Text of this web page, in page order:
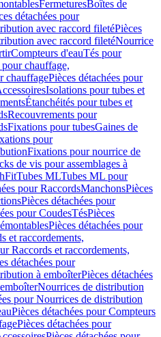
FermeturesBoîtes de
détachées pour
avec raccord filetéPièces
avec raccord filetéNourrice
Compteurs d'eauTés pour
chauffage,
chauffagePièces détachées pour
Isolations pour tubes et
Étanchéités pour tubes et
Recouvrements pour
Fixations pour tubesGaines de
pour
Fixations pour nourrice de
de vis pour assemblages à
Tubes MLTubes ML pour
pour RaccordsManchonsPièces
Pièces détachées pour
pour CoudesTésPièces
Pièces détachées pour
et raccordements,
Raccords et raccordements,
détachées pour
à emboîterPièces détachées
Nourrices de distribution
pour Nourrices de distribution
Pièces détachées pour Compteurs
Pièces détachées pour